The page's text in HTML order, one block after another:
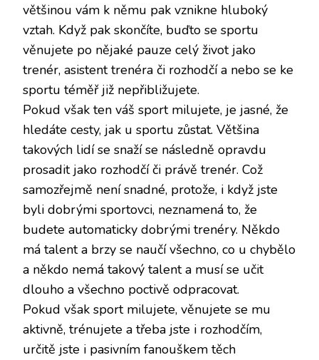
většinou vám k němu pak vznikne hluboký
vztah. Když pak skončíte, buďto se sportu
věnujete po nějaké pauze celý život jako
trenér, asistent trenéra či rozhodčí a nebo se ke
sportu téměř již nepřibližujete.
Pokud však ten váš sport milujete, je jasné, že
hledáte cesty, jak u sportu zůstat. Většina
takových lidí se snaží se následně opravdu
prosadit jako rozhodčí či právě trenér. Což
samozřejmě není snadné, protože, i když jste
byli dobrými sportovci, neznamená to, že
budete automaticky dobrými trenéry. Někdo
má talent a brzy se naučí všechno, co u chybělo
a někdo nemá takový talent a musí se učit
dlouho a všechno poctivě odpracovat.
Pokud však sport milujete, věnujete se mu
aktivně, trénujete a třeba jste i rozhodčím,
určitě jste i pasivním fanouškem těch